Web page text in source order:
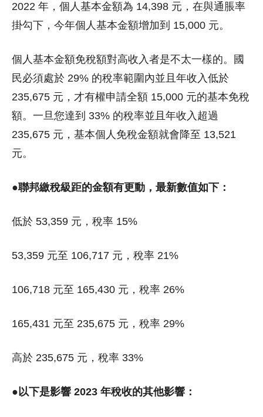
2022 年，個人基本金額為 14,398 元，在與通脹率
掛勾下，今年個人基本金額增加到 15,000 元。
個人基本金額免稅額對高收入者是不太一樣的。國
民必須處於 29% 的稅率範圍內並且年收入低於
235,675 元，才有權申請全額 15,000 元的基本免稅
額。一旦您達到 33% 的稅率並且年收入超過
235,675 元，基本個人免稅金額就會降至 13,521
元。
●聯邦繳稅級距的金額有更動，最新數值如下：
低於 53,359 元，稅率 15%
53,359 元至 106,717 元，稅率 21%
106,718 元至 165,430 元，稅率 26%
165,431 元至 235,675 元，稅率 29%
高於 235,675 元，稅率 33%
●以下是影響 2023 年稅收的其他影響：